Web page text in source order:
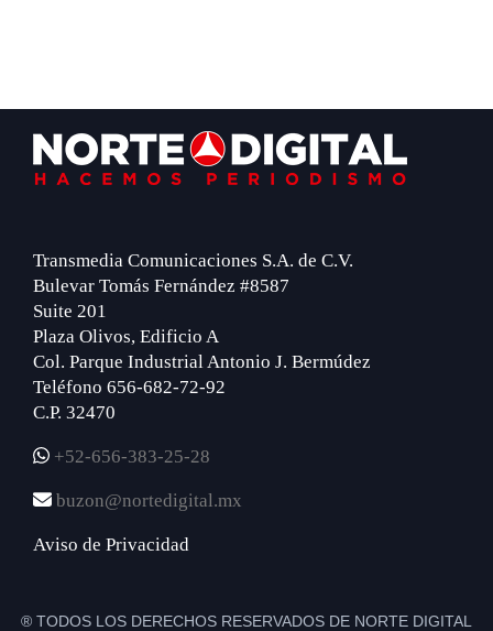
Footer
Transmedia Comunicaciones S.A. de C.V.
Bulevar Tomás Fernández #8587
Suite 201
Plaza Olivos, Edificio A
Col. Parque Industrial Antonio J. Bermúdez
Teléfono 656-682-72-92
C.P. 32470
+52-656-383-25-28
buzon@nortedigital.mx
Aviso de Privacidad
® TODOS LOS DERECHOS RESERVADOS DE NORTE DIGITAL